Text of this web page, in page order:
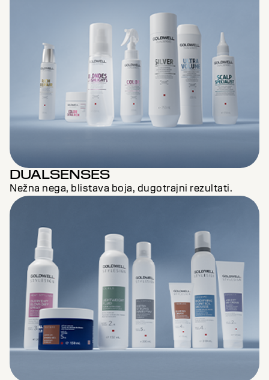
DUALSENSES
Nežna nega, blistava boja, dugotrajni rezultati.